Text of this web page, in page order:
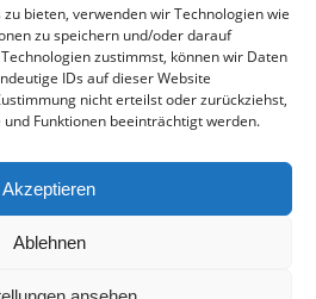
bieten, verwenden wir Technologien wie
zu speichern und/oder darauf
zustimmst, können wir Daten
IDs auf dieser Website
nicht erteilst oder zurückziehst,
Funktionen beeinträchtigt werden.
Akzeptieren
Ablehnen
Björn!